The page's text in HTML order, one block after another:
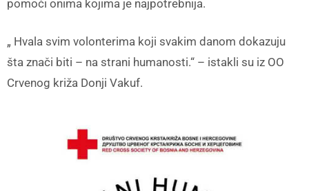
pomoći onima kojima je najpotrebnija.
„ Hvala svim volonterima koji svakim danom dokazuju
šta znači biti – na strani humanosti.“ – istakli su iz OO
Crvenog križa Donji Vakuf.